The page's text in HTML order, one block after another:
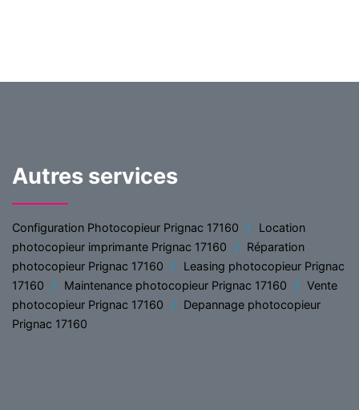
Autres services
Configuration Photocopieur Prignac 17160
Location
photocopieur imprimante Prignac 17160
Réparation
photocopieur Prignac 17160
Leasing photocopieur Prignac
17160
Maintenance photocopieur Prignac 17160
Vente
photocopieur Prignac 17160
Depannage photocopieur
Prignac 17160